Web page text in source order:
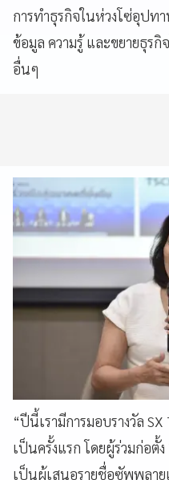
การทำธุรกิจในห่วงโซ่อุปท
ข้อมูล ความรู้ และขยายธุรกิ
อื่นๆ
“ปีนี้เรามีการมอบรางวัล
เป็นครั้งแรก โดยผู้ร่วมก่อตั้
เป็นผู้เสนอรายชื่อซัพพลาย